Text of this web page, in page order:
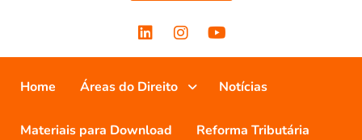
Home Áreas do Direito Notícias
Materiais para Download Reforma Tributária